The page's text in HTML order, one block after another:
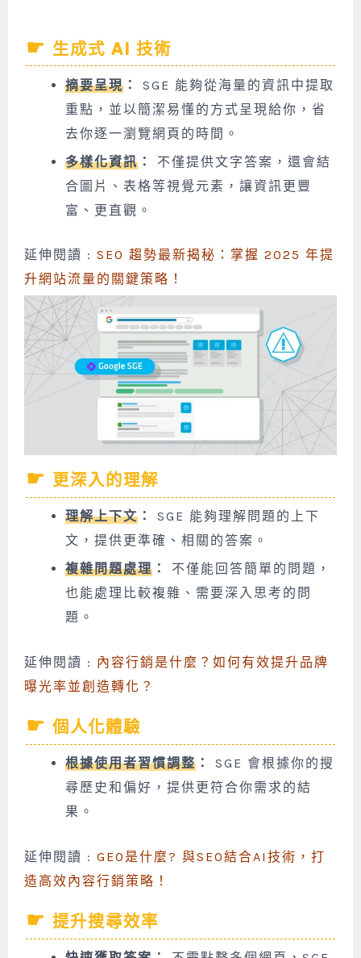
生成式 AI 技術
摘要呈現 ：
SGE 能夠從海量的資訊中提取
重點，並以簡潔易懂的方式呈現給你，省
去你逐一瀏覽網頁的時間。
多樣化資訊 ：
不僅提供文字答案，還會結
合圖片、表格等視覺元素，讓資訊更豐
富、更直觀。
延伸閱讀 : SEO 趨勢最新揭秘：掌握 2025 年提
升網站流量的關鍵策略！
更深入的理解
理解上下文 ：
SGE 能夠理解問題的上下
文，提供更準確、相關的答案。
複雜問題處理 ：
不僅能回答簡單的問題，
也能處理比較複雜、需要深入思考的問
題。
延伸閱讀 : 內容行銷是什麼？如何有效提升品牌
曝光率並創造轉化？
個人化體驗
根據使用者習慣調整 ：
SGE 會根據你的搜
尋歷史和偏好，提供更符合你需求的結
果。
延伸閱讀 : GEO是什麼? 與SEO結合AI技術，打
造高效內容行銷策略！
提升搜尋效率